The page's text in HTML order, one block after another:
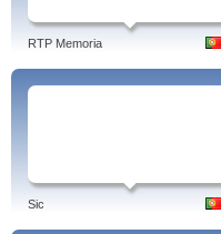
RTP Memoria
Sic